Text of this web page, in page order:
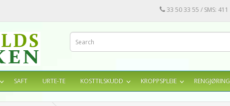
33 50 33 55 / SMS:
SAFT URTE-TE KOSTTILSKUDD KROPPSPLEIE RENGJØRING